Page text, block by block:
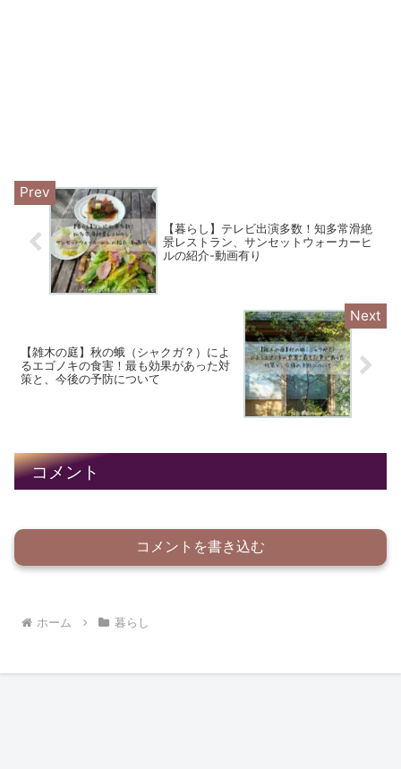
【暮らし】テレビ出演多数！知多常滑絶
景レストラン、サンセットウォーカーヒ
ルの紹介-動画有り
【雑木の庭】秋の蛾（シャクガ？）によ
るエゴノキの食害！最も効果があった対
策と、今後の予防について
コメント
コメントを書き込む
ホーム 暮らし